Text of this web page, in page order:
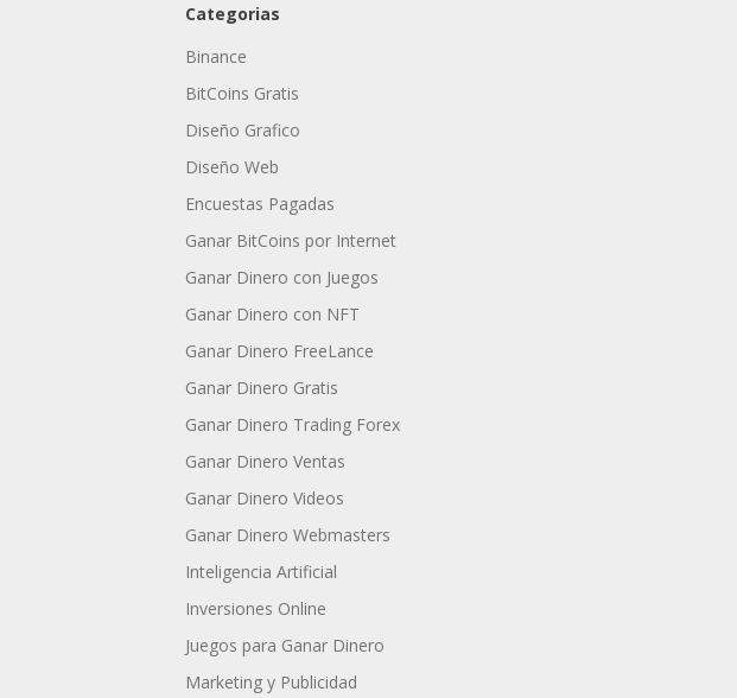
Categorias
Binance
BitCoins Gratis
Diseño Grafico
Diseño Web
Encuestas Pagadas
Ganar BitCoins por Internet
Ganar Dinero con Juegos
Ganar Dinero con NFT
Ganar Dinero FreeLance
Ganar Dinero Gratis
Ganar Dinero Trading Forex
Ganar Dinero Ventas
Ganar Dinero Videos
Ganar Dinero Webmasters
Inteligencia Artificial
Inversiones Online
Juegos para Ganar Dinero
Marketing y Publicidad